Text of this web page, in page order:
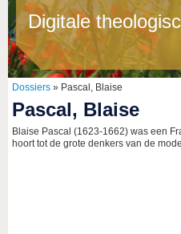
Digitale
Dossiers » Pascal, Blaise
Pascal, Blaise
Blaise Pascal (1623-1662) was een
hoort tot de grote denkers van de